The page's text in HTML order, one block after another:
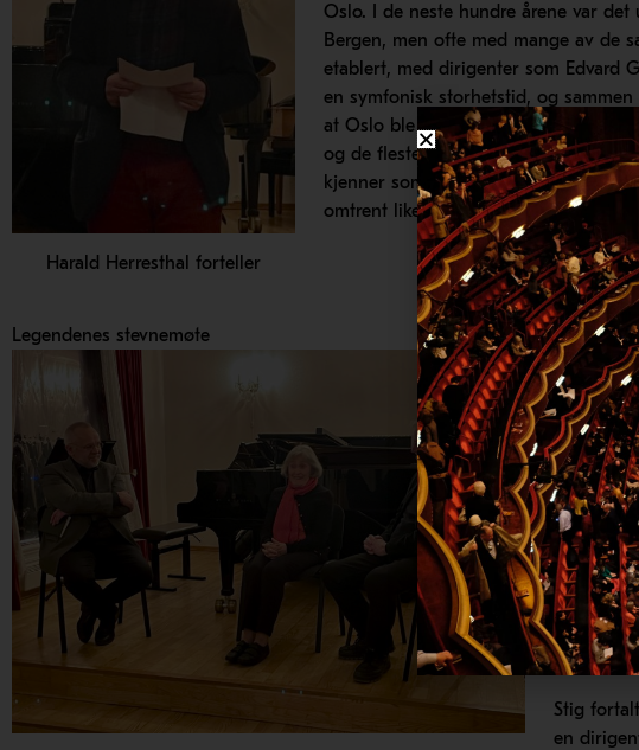
Harald Herresthal forteller
Oslo. I de neste hundre årene var
Bergen, men ofte med mange av de
etablert, med dirigenter som Edvard
en symfonisk storhetstid, og sammen
at Oslo ble en av Europas viktige
og de fleste musikere og eiendeler
kjenner som Oslo-filharmonien. Så
omtrent like gammelt som Bergen
Legendenes stevnemøte
OFH
Liv
1977 til
solist
relativt
og
forhold til
Stig
en